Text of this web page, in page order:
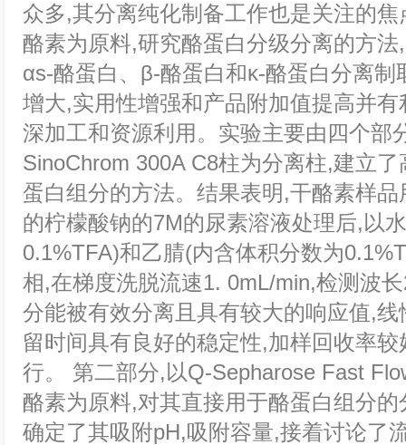
众多,其分离纯化制备工作也是关注的
酪素为原料,研究酪蛋白分级分离的方
αs-酪蛋白、β-酪蛋白和κ-酪蛋白分离
增大,实用性增强和产品附加值提高并
深加工和资源利用。实验主要由四个部
SinoChrom 300A C8柱为分离柱,建立
蛋白组分的方法。结果表明,干酪素样
的柠檬酸钠的7M的尿素溶液处理后,以
0.1%TFA)和乙腈(内含体积分数为
相,在梯度洗脱流速1. 0mL/min,检测波
分能被有效分离且具有较大的响应值,
留时间具有良好的稳定性,加样回收率
行。 第二部分,以Q-Sepharose Fast
酪素为原料,对其直接用于酪蛋白组分
确定了其吸附pH,吸附容量,接着讨论了